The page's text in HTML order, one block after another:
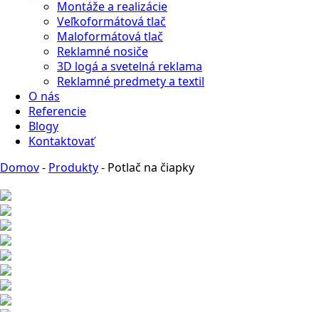
Montáže a realizácie
Veľkoformátová tlač
Maloformátová tlač
Reklamné nosiče
3D logá a svetelná reklama
Reklamné predmety a textil
O nás
Referencie
Blogy
Kontaktovať
Domov- Produkty- Potlač na čiapky